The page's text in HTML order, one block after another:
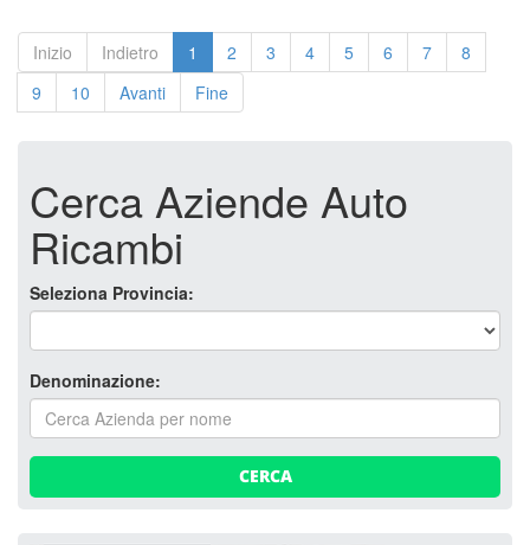
Inizio Indietro 1 2 3 4 5 6 7
8
9
10 Avanti Fine
Cerca Aziende Auto
Ricambi
Seleziona Provincia:
Denominazione:
CERCA